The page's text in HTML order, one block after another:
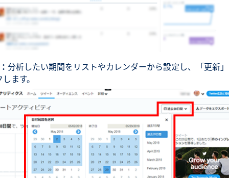
分析したい期間をリストやカレンダーから設定し、「更新
ます。